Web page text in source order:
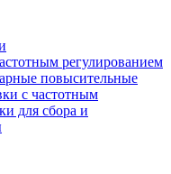
регулированием
повысительные
с частотным
для сбора и